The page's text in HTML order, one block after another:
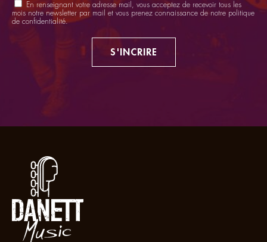
En renseignant votre adresse mail, vous acceptez de recevoir tous les
mois notre newsletter par mail et vous prenez connaissance de notre politique
de confidentialité.
S'INCRIRE